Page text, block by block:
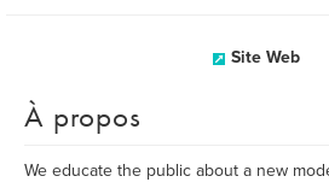
Site Web
À propos
We educate the public about a new